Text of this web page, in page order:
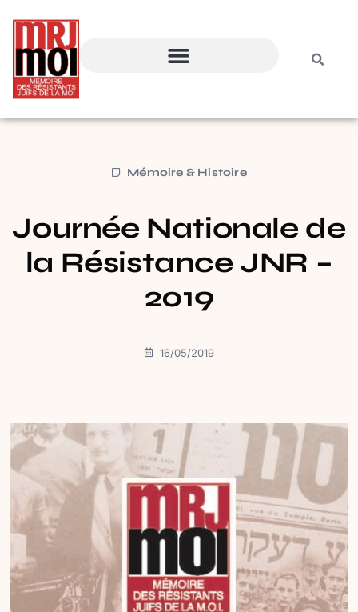
Mémoire & Histoire
Journée Nationale de
la Résistance JNR –
2019
16/05/2019